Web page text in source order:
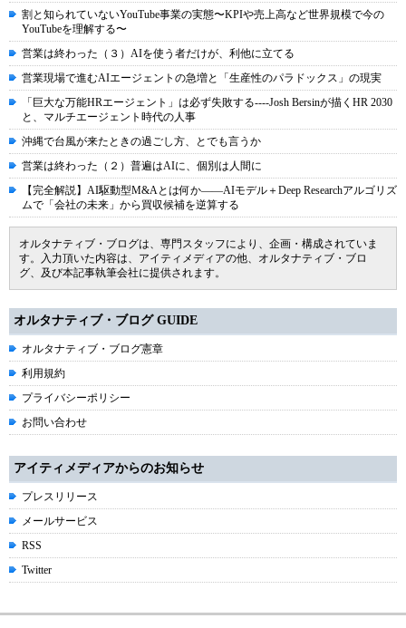
割と知られていないYouTube事業の実態〜KPIや売上高など世界規模で今の
YouTubeを理解する〜
営業は終わった（３）AIを使う者だけが、利他に立てる
営業現場で進むAIエージェントの急増と「生産性のパラドックス」の現実
「巨大な万能HRエージェント」は必ず失敗する----Josh Bersinが描くHR 2030
と、マルチエージェント時代の人事
沖縄で台風が来たときの過ごし方、とでも言うか
営業は終わった（２）普遍はAIに、個別は人間に
【完全解説】AI駆動型M&Aとは何か――AIモデル＋Deep Researchアルゴリズ
ムで「会社の未来」から買収候補を逆算する
オルタナティブ・ブログは、専門スタッフにより、企画・構成されていま
す。入力頂いた内容は、アイティメディアの他、オルタナティブ・ブロ
グ、及び本記事執筆会社に提供されます。
オルタナティブ・ブログ GUIDE
オルタナティブ・ブログ憲章
利用規約
プライバシーポリシー
お問い合わせ
アイティメディアからのお知らせ
プレスリリース
メールサービス
RSS
Twitter